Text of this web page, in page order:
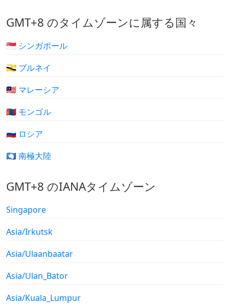
GMT+8 のタイムゾーンに属する国々
🇸🇬 シンガポール
🇧🇳 ブルネイ
🇲🇾 マレーシア
🇲🇳 モンゴル
🇷🇺 ロシア
🇦🇶 南極大陸
GMT+8 のIANAタイムゾーン
Singapore
Asia/Irkutsk
Asia/Ulaanbaatar
Asia/Ulan_Bator
Asia/Kuala_Lumpur